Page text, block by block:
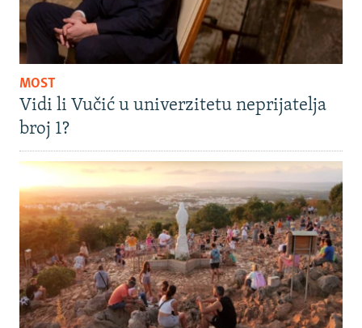
MOST
Vidi li Vučić u univerzitetu neprijatelja
broj 1?